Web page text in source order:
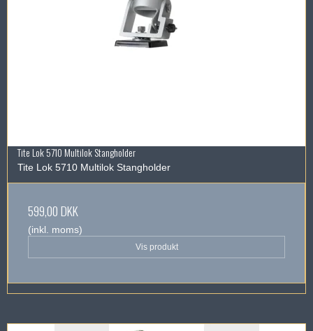
Tite Lok 5710 Multilok Stangholder
Tite Lok 5710 Multilok Stangholder
599,00 DKK
(inkl. moms)
Vis produkt